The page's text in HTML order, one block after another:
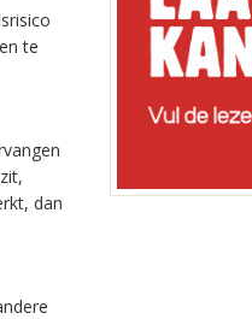
te
dan